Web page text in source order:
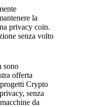
la
privacy coin.
senza volto
sono
offerta
Crypto
senza
da